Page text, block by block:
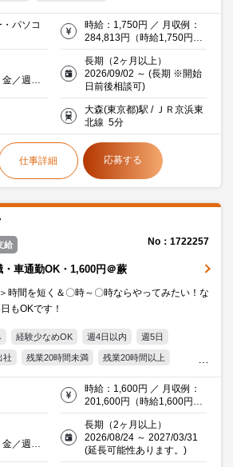
社員食堂あり 服装・髪型自由
Excel 20代活躍中
エルダー(50代)活躍中
派遣社員就業中 メーカー・商社
パソコ
時給：1,750円 ／ 月収例：
284,813円（時給1,750円×
実働7時間45分×月21日）交
通費支給（当社規定あり）
金／週５
長期（2ヶ月以上）
2026/09/02 ～ (長期 ※開始
日前後相談可)
大森(東京都)駅 / ＪＲ京浜東
北線 5分
仕事詳細 応募する
給 No：1722257
車通勤OK・1,600円＠蕨
時間を短く＆〇時～〇時ならやってみたい！な
もOKです！
経験少なめOK 週4日以内 週5日
社 残業20時間未満 残業20時間以上
ク通勤OK オフィス禁煙・分煙
20代活躍中 30代活躍中
住宅・インテリア
時給：1,600円 ／ 月収例：
201,600円（時給1,600円×
実働6時間×月21日）交通費
別途支給
金／週５
長期（2ヶ月以上）
2026/08/24 ～ 2027/03/31
(延長可能性あります。)